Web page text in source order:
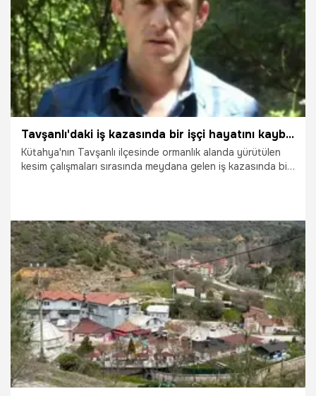
16.04.2026 Gündem
Tavşanlı'daki iş kazasında bir işçi hayatını kaybetti
Kütahya'nın Tavşanlı ilçesinde ormanlık alanda yürütülen
kesim çalışmaları sırasında meydana gelen iş kazasında bir
16.04.2026 Gündem